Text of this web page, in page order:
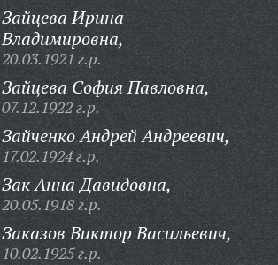
Зайцева Ирина
Владимировна,
20.03.1921 г.р.
Зайцева София Павловна,
07.12.1922 г.р.
Зайченко Андрей Андреевич,
17.02.1924 г.р.
Зак Анна Давидовна,
20.05.1918 г.р.
Заказов Виктор Васильевич,
10.02.1925 г.р.